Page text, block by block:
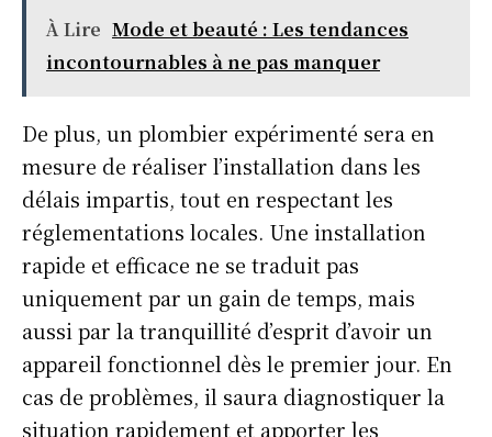
À Lire Mode et beauté : Les tendances
incontournables à ne pas manquer
De plus, un plombier expérimenté sera en
mesure de réaliser l’installation dans les
délais impartis, tout en respectant les
réglementations locales. Une installation
rapide et efficace ne se traduit pas
uniquement par un gain de temps, mais
aussi par la tranquillité d’esprit d’avoir un
appareil fonctionnel dès le premier jour. En
cas de problèmes, il saura diagnostiquer la
situation rapidement et apporter les